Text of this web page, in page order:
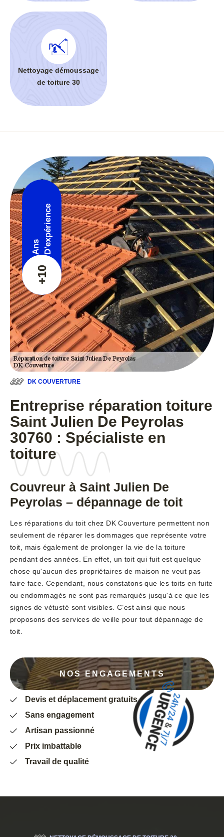
Nettoyage démoussage
de toiture 30
+10
Ans D'expérience
DK COUVERTURE
Entreprise réparation toiture
Saint Julien De Peyrolas
30760 : Spécialiste en
toiture
Couvreur à Saint Julien De
Peyrolas – dépannage de toit
Les réparations du toit chez DK Couverture permettent non
seulement de réparer les dommages que représente votre
toit, mais également de prolonger la vie de la toiture
pendant des années. En effet, un toit qui fuit est quelque
chose qu'aucun des propriétaires de maison ne veut pas
faire face. Cependant, nous constatons que les toits en fuite
ou endommagés ne sont pas remarqués jusqu'à ce que les
signes de vétusté sont visibles. C’est ainsi que nous
proposons des services de veille pour tout dépannage de
toit.
NOS ENGAGEMENTS
Devis et déplacement gratuits
Sans engagement
Artisan passionné
Prix imbattable
Travail de qualité